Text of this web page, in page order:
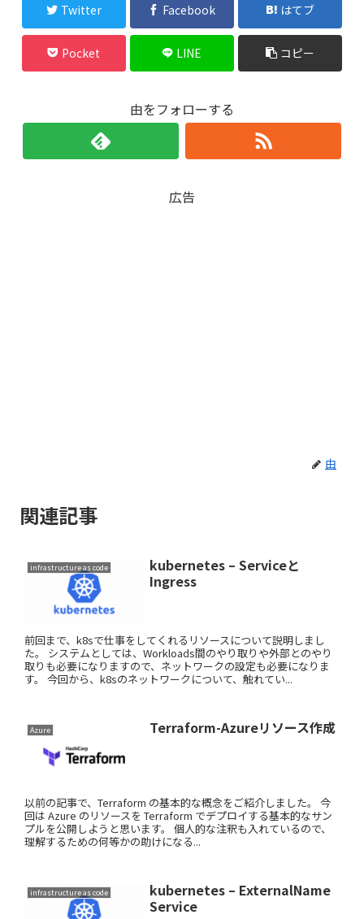
Twitter Facebook はてブ
Pocket LINE コピー
由をフォローする
広告
由
関連記事
infrastructure as code
kubernetes – Serviceと
Ingress
前回まで、k8sで仕事をしてくれるリソースについて説明しまし
た。 システムとしては、Workloads間のやり取りや外部とのやり
取りも必要になりますので、ネットワークの設定も必要になりま
す。 今回から、k8sのネットワークについて、触れてい...
Azure Terraform-Azureリソース作成
以前の記事で、Terraform の基本的な概念をご紹介しました。 今
回は Azure のリソースを Terraform でデプロイする基本的なサン
プルを公開しようと思います。 個人的な注釈も入れているので、
理解するための何等かの助けになる...
infrastructure as code
kubernetes – ExternalName
Service